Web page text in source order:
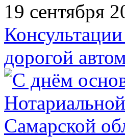
19 сентября
дорогой